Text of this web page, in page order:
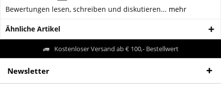
Bewertungen lesen, schreiben und diskutieren... mehr
Ähnliche Artikel
Kostenloser Versand ab € 100,- Bestellwert
Newsletter